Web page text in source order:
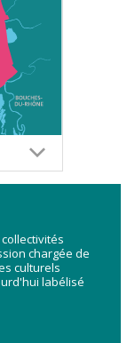
chargée de
culturels
labélisé